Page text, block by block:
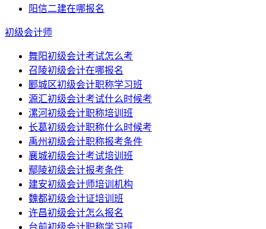
阳信二建在哪报名
初级会计师
舞阳初级会计考试怎么考
召陵初级会计在哪报名
郾城区初级会计职称学习班
源汇初级会计考试什么时候考
漯河初级会计职称培训班
长葛初级会计职称什么时候考
禹州初级会计职称报考条件
襄城初级会计考试培训班
鄢陵初级会计报考条件
建安初级会计师培训机构
魏都初级会计证培训班
许昌初级会计怎么报名
台前初级会计职称学习班